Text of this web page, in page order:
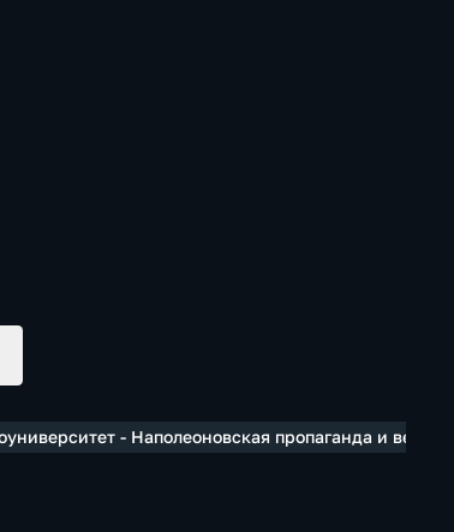
- Наполеоновская пропаганда и